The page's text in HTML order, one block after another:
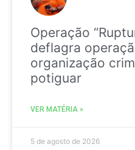
Operação
deflagra
organização
potiguar
VER MATÉRIA »
5 de agosto de 2026